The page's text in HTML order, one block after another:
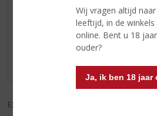
Wij vragen altijd
leeftijd, in de
online. Bent u 18
ouder?
Ja, ik ben 18 jaar
Reviews
Schrijf een review
Er zijn nog geen reviews geplaatst
EXCL. BTW